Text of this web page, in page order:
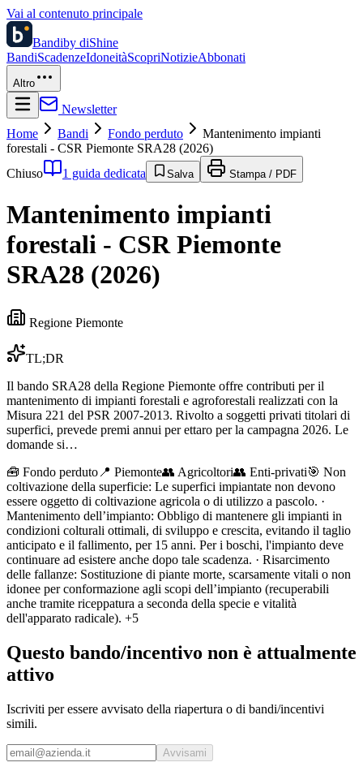
Vai al contenuto principale
Bandiby diShine
BandiScadenzeIdoneitàScopriNotizieAbbonati
Altro
Newsletter
Home
Bandi Fondo perduto
Mantenimento impianti
forestali - CSR Piemonte SRA28 (2026)
Chiuso
1 guida dedicata Salva Stampa / PDF
Mantenimento impianti
forestali - CSR Piemonte
SRA28 (2026)
Regione Piemonte
TL;DR
Il bando SRA28 della Regione Piemonte offre contributi per il
mantenimento di impianti forestali e agroforestali realizzati con la
Misura 221 del PSR 2007-2013. Rivolto a soggetti privati titolari di
superfici, prevede premi annui per ettaro per la campagna 2026. Le
domande si…
🧰 Fondo perduto 📍 Piemonte👥 Agricoltori👥 Enti-privati🎯 Non
coltivazione della superficie: Le superfici impiantate non devono
essere oggetto di coltivazione agricola o di utilizzo a pascolo. ·
Mantenimento dell’impianto: Obbligo di mantenere gli impianti in
condizioni colturali ottimali, di sviluppo e crescita, evitando il taglio
anticipato e il fallimento, per 15 anni. Per i boschi, l'impianto deve
continuare ad esistere anche dopo tale scadenza. · Risarcimento
delle fallanze: Sostituzione di piante morte, scarsamente vitali o non
idonee per conformazione agli scopi dell’impianto (recuperabili
anche tramite riceppatura a seconda della specie e vitalità
dell'apparato radicale). +5
Questo bando/incentivo non è attualmente
attivo
Iscriviti per essere avvisato della riapertura o di bandi/incentivi
simili.
Avvisami